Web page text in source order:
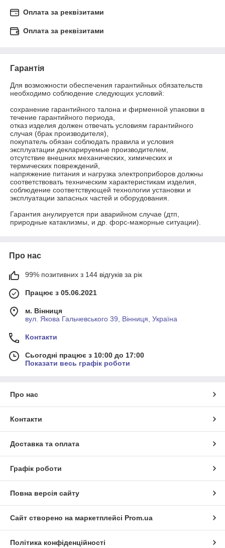
Оплата за реквізитами
Оплата за реквізитами
Гарантія
Для возможности обеспечения гарантийных обязательств
необходимо соблюдение следующих условий:
сохранение гарантийного талона и фирменной упаковки в
течение гарантийного периода,
отказ изделия должен отвечать условиям гарантийного
случая (брак производителя),
покупатель обязан соблюдать правила и условия
эксплуатации декларируемые производителем,
отсутствие внешних механических, химических и
термических повреждений,
напряжение питания и нагрузка электроприборов должны
соответствовать техническим характеристикам изделия,
соблюдение соответствующей технологии установки и
эксплуатации запасных частей и оборудования.
Гарантия анулируется при аварийном случае (дтп,
природные катаклизмы, и др. форс-мажорные ситуации).
Про нас
99% позитивних з 144 відгуків за рік
Працює з 05.06.2021
м. Вінниця
вул. Якова Гальчевського 39, Вінниця, Україна
Контакти
Сьогодні працює з 10:00 до 17:00
Показати весь графік роботи
Про нас
Контакти
Доставка та оплата
Графік роботи
Повна версія сайту
Сайт створено на маркетплейсі Prom.ua
Політика конфіденційності